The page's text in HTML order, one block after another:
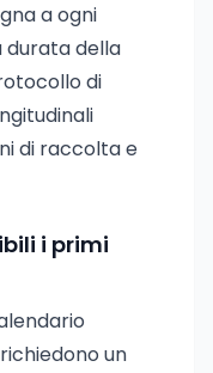
a ogni
durata della
di
di raccolta e
i primi
un